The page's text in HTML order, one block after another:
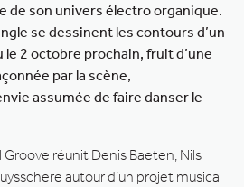
de son univers électro organique.
se dessinent les contours d’un
2 octobre prochain, fruit d’une
par la scène,
assumée de faire danser le
réunit Denis Baeten, Nils
autour d’un projet musical